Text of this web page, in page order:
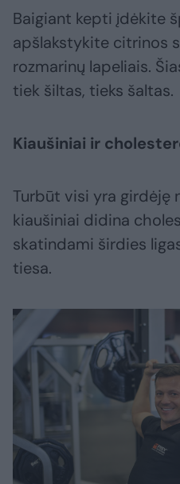
Baigiant kepti įdėkite
apšlakstykite citrinos
rozmarinų lapeliais.
tiek šiltas, tieks šaltas.
Kiaušiniai ir
Turbūt visi yra girdėję
kiaušiniai didina
skatindami širdies
tiesa.